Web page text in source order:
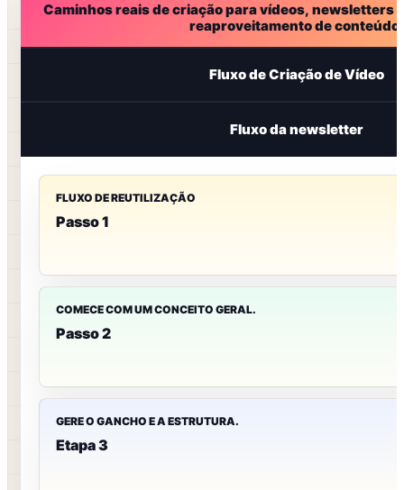
Caminhos reais de criação para vídeos, newsletters
reaproveitamento de conteúdo.
Fluxo de Criação de Vídeo
Fluxo da newsletter
FLUXO DE REUTILIZAÇÃO
Passo 1
COMECE COM UM CONCEITO GERAL.
Passo 2
GERE O GANCHO E A ESTRUTURA.
Etapa 3